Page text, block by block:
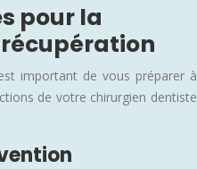
pour la
important de vous préparer à
de votre chirurgien dentiste